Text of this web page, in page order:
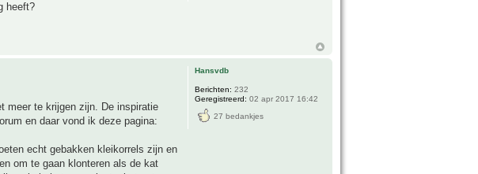
heeft?
meer te krijgen zijn. De inspiratie
en daar vond ik deze pagina:
echt gebakken kleikorrels zijn en
om te gaan klonteren als de kat
Hansvdb
Berichten: 232
Geregistreerd: 02 apr 2017 16:42
27 bedankjes